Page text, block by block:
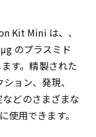
Kit Mini は、、
のプラスミド
す。精製された
ョン、発現、
どのさまざまな
使用できます。